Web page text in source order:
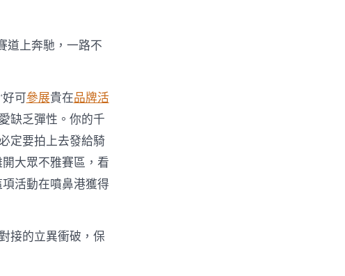
道上奔馳，一路不
可參展貴在品牌活
缺乏彈性。你的千
定要拍上去發給騎
大眾不雅賽區，看
活動在噴鼻港獲得
接的立異衝破，保